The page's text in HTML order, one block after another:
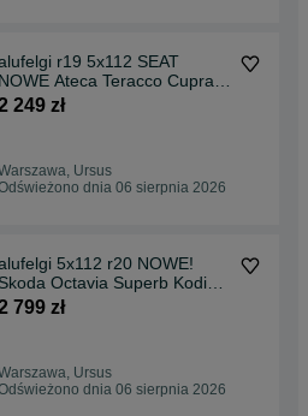
r19 5x112 SEAT
NOWE Ateca Teracco Cupra
Altea Alhamb
249 zł
Ursus
dnia 06 sierpnia 2026
5x112 r20 NOWE!
Skoda Octavia Superb Kodiaq
itd
799 zł
Ursus
dnia 06 sierpnia 2026